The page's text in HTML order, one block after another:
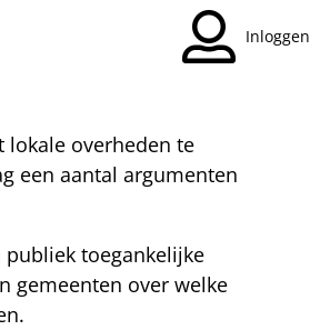
Inloggen
lokale overheden te
een aantal argumenten
toegankelijke
gemeenten over welke